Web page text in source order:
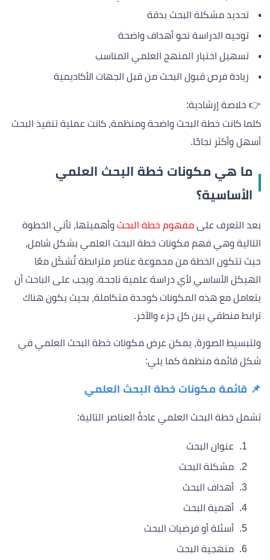
تحديد مشكلة البحث بدقة
توجيه الدراسة نحو أهداف واضحة
تسهيل اختيار المنهج العلمي المناسب
زيادة فرص قبول البحث من قبل الجهات الأكاديمية
👉 خلاصة إرشادية:
كلما كانت خطة البحث واضحة ومنظمة، كانت عملية تنفيذ البحث
أسهل وأكثر نجاحًا.
ما هي مكونات خطة البحث العلمي
الأساسية؟
بعد التعرف على مفهوم خطة البحث وأهميتها، تأتي الخطوة
التالية وهي فهم مكونات خطة البحث العلمي بشكل شامل،
حيث تتكون الخطة من مجموعة عناصر مترابطة تُشكّل معًا
الهيكل الأساسي لأي دراسة علمية ناجحة. ويجب على الباحث أن
يتعامل مع هذه المكونات كوحدة متكاملة، بحيث يكون هناك
ترابط منطقي بين كل جزء والآخر.
ولتبسيط الصورة، يمكن عرض مكونات خطة البحث العلمي في
شكل قائمة منظمة كما يلي:
📌 قائمة مكونات خطة البحث العلمي
تشمل خطة البحث العلمي عادةً العناصر التالية:
عنوان البحث
مشكلة البحث
أهداف البحث
أهمية البحث
أسئلة أو فرضيات البحث
منهجية البحث